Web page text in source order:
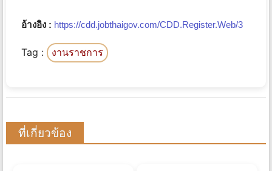
อ้างอิง : https://cdd.jobthaigov.com/CDD.Register.Web/3
Tag : งานราชการ
ที่เกี่ยวข้อง